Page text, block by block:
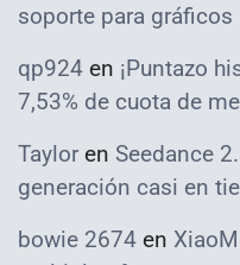
soporte para gráficos
qp924 en ¡Puntazo
7,53% de cuota de
Taylor en Seedance
generación casi en
bowie 2674 en